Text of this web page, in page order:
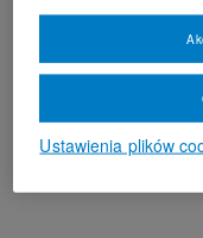
Ustawienia plików